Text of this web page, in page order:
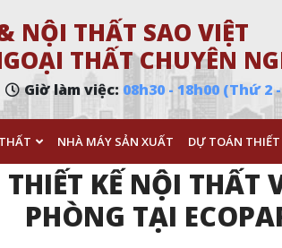
NỘI THẤT SAO VIỆT
THẤT CHUYÊN
Giờ làm việc: 08h30 - 18h00 (Thứ 2
NHÀ MÁY SẢN XUẤT DỰ TOÁN THIẾT
THIẾT KẾ NỘI THẤT
PHÒNG TẠI